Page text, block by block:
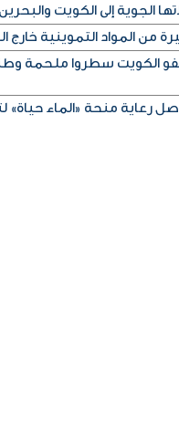
الجوية إلى الكويت
المواد التموينية خارج
الكويت سطروا ملحمة
رعاية منحة «الماء حياة»